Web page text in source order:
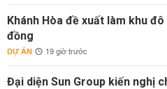
Khánh Hòa đề xuất làm khu
đồng
DỰ ÁN 19 giờ trước
Đại diện Sun Group kiến nghị